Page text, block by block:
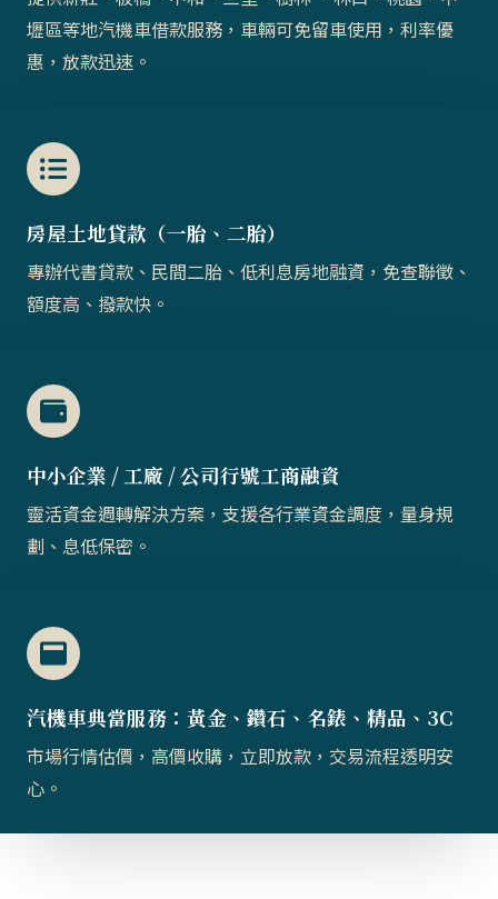
壢區等地汽機車借款服務，車輛可免留車使用，利率優
惠，放款迅速。
房屋土地貸款（一胎、二胎）​​
專辦代書貸款、民間二胎、低利息房地融資，免查聯徵、
額度高、撥款快。
中小企業 / 工廠 / 公司行號工商融資
靈活資金週轉解決方案，支援各行業資金調度，量身規
劃、息低保密。
汽機車典當服務：黃金、鑽石、名錶、精品、3C
市場行情估價，高價收購，立即放款，交易流程透明安
心。